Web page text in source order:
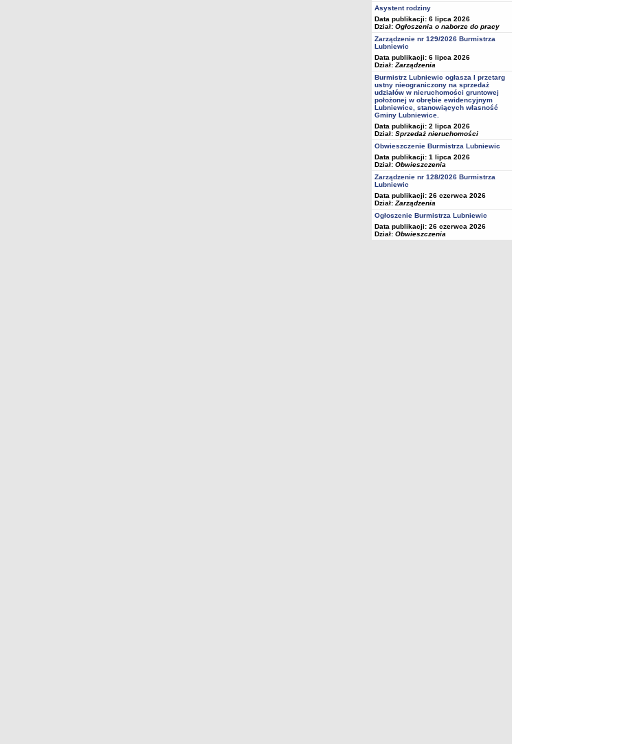
Asystent rodziny
Data publikacji: 6 lipca 2026
Dział: Ogłoszenia o naborze do pracy
Zarządzenie nr 129/2026 Burmistrza
Lubniewic
Data publikacji: 6 lipca 2026
Dział: Zarządzenia
Burmistrz Lubniewic ogłasza I przetarg
ustny nieograniczony na sprzedaż
udziałów w nieruchomości gruntowej
położonej w obrębie ewidencyjnym
Lubniewice, stanowiących własność
Gminy Lubniewice.
Data publikacji: 2 lipca 2026
Dział: Sprzedaż nieruchomości
Obwieszczenie Burmistrza Lubniewic
Data publikacji: 1 lipca 2026
Dział: Obwieszczenia
Zarządzenie nr 128/2026 Burmistrza
Lubniewic
Data publikacji: 26 czerwca 2026
Dział: Zarządzenia
Ogłoszenie Burmistrza Lubniewic
Data publikacji: 26 czerwca 2026
Dział: Obwieszczenia